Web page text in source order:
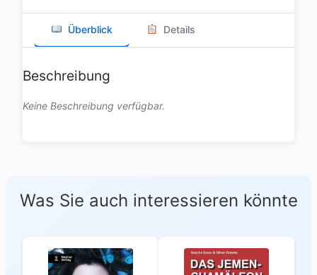
Überblick Details
Beschreibung
Keine Beschreibung verfügbar.
Was Sie auch interessieren könnte